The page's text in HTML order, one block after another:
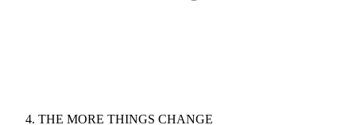
THE MORE THINGS CHANGE